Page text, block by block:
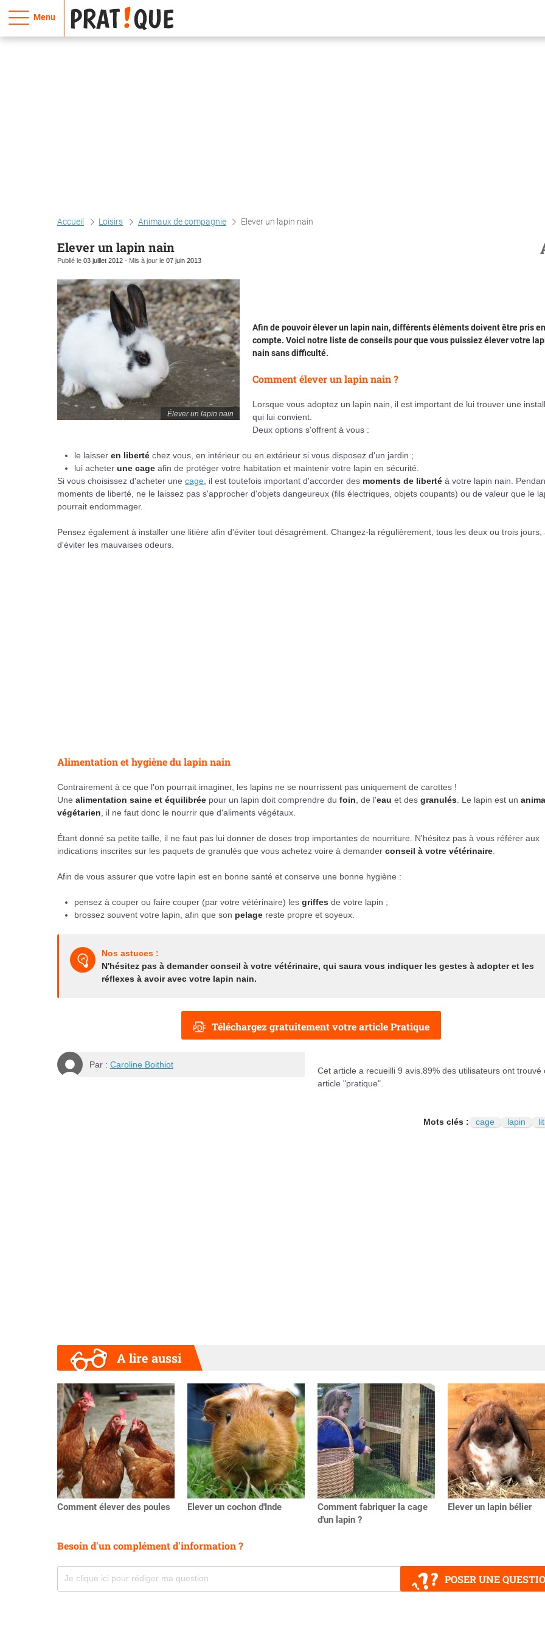
Menu
Accueil Loisirs Animaux de compagnie Elever un lapin nain
Elever un lapin nain
Publié le 03 juillet 2012 - Mis à jour le 07 juin 2013
Élever un lapin nain
Afin de pouvoir élever un lapin nain, différents éléments doivent être pris en
compte. Voici notre liste de conseils pour que vous puissiez élever votre
nain sans difficulté.
Comment élever un lapin nain ?
Lorsque vous adoptez un lapin nain, il est important de lui trouver une
qui lui convient.
Deux options s'offrent à vous :
le laisser en liberté chez vous, en intérieur ou en extérieur si vous disposez d'un jardin ;
lui acheter une cage afin de protéger votre habitation et maintenir votre lapin en sécurité.
Si vous choisissez d'acheter une cage , il est toutefois important d'accorder des moments de liberté à votre lapin nain.
moments de liberté, ne le laissez pas s'approcher d'objets dangeureux (fils électriques, objets coupants) ou de valeur que le
pourrait endommager.
Pensez également à installer une litière afin d'éviter tout désagrément. Changez-la régulièrement, tous les deux ou trois jours,
d'éviter les mauvaises odeurs.
Alimentation et hygiène du lapin nain
Contrairement à ce que l'on pourrait imaginer, les lapins ne se nourrissent pas uniquement de carottes !
Une alimentation saine et équilibrée pour un lapin doit comprendre du foin , de l'eau et des granulés . Le lapin est un
végétarien , il ne faut donc le nourrir que d'aliments végétaux.
Étant donné sa petite taille, il ne faut pas lui donner de doses trop importantes de nourriture. N'hésitez pas à vous référer aux
indications inscrites sur les paquets de granulés que vous achetez voire à demander conseil à votre vétérinaire
Afin de vous assurer que votre lapin est en bonne santé et conserve une bonne hygiène :
pensez à couper ou faire couper (par votre vétérinaire) les griffes de votre lapin ;
brossez souvent votre lapin, afin que son pelage reste propre et soyeux.
Nos astuces :
N'hésitez pas à demander conseil à votre vétérinaire, qui saura vous indiquer les gestes à adopter et les
réflexes à avoir avec votre lapin nain.
Téléchargez gratuitement votre article Pratique
Par : Caroline Boithiot
Cet article a recueilli 9 avis. 89% des utilisateurs ont trouvé
article "pratique".
Mots clés : cage lapin
A lire aussi
Comment élever des poules Elever un cochon d'Inde
Comment fabriquer la cage
d'un lapin ?
Elever un lapin bélier
Précédent
Besoin d'un complément d'information ?
POSER UNE